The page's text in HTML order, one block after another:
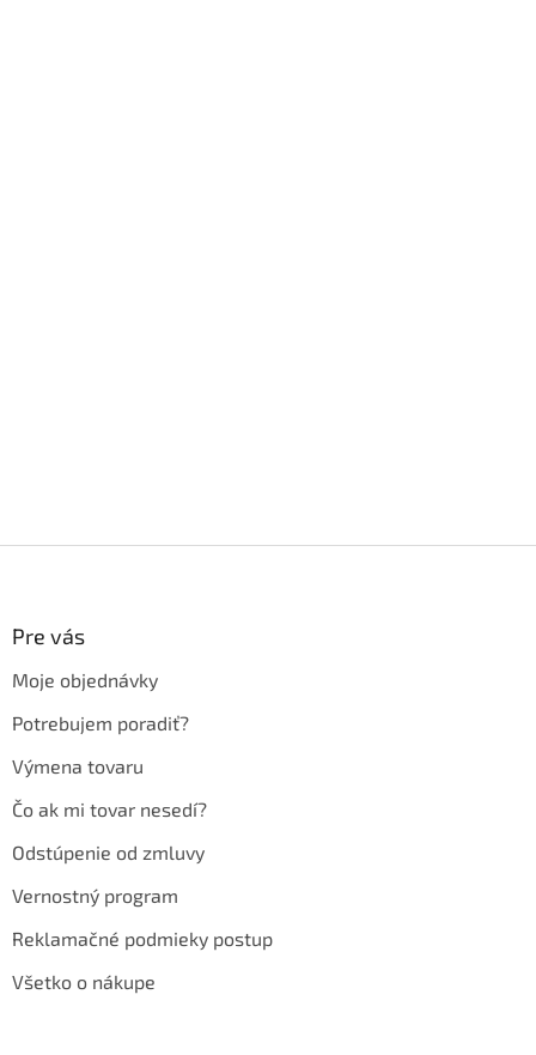
Pre vás
Moje objednávky
Potrebujem poradiť?
Výmena tovaru
Čo ak mi tovar nesedí?
Odstúpenie od zmluvy
Vernostný program
Reklamačné podmieky postup
Všetko o nákupe